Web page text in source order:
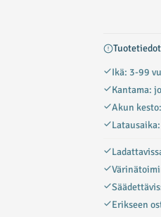
Ikä: 3-99
Kantama:
Akun
Erikseen